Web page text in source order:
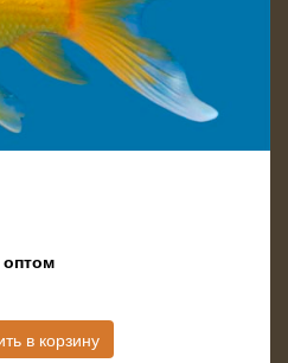
в корзину